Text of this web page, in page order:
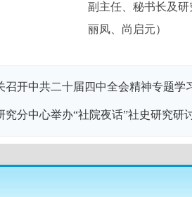
副主任、秘书长及
丽凤、尚启元）
召开中共二十届四中全会精神专题学
究分中心举办“社院夜话”社史研究研